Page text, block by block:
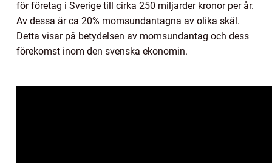
för företag i Sverige till cirka 250 miljarder kronor per år.
Av dessa är ca 20% momsundantagna av olika skäl.
Detta visar på betydelsen av momsundantag och dess
förekomst inom den svenska ekonomin.